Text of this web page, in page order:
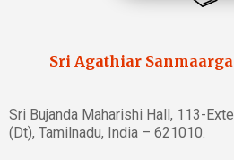
Sri Agathiar
Sri Bujanda Maharishi Hall, 113-
(Dt), Tamilnadu, India – 621010.